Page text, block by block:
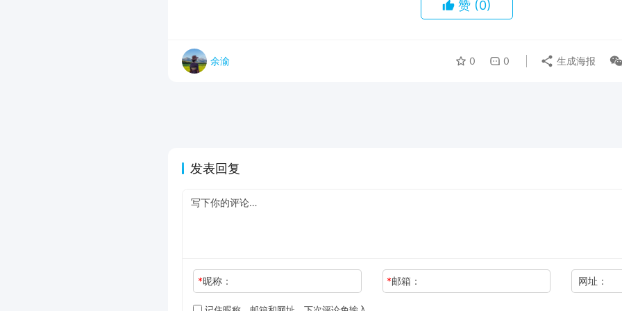
赞 (0)
余渝 0 0 生成海报
发表回复
*昵称： *邮箱： 网址：